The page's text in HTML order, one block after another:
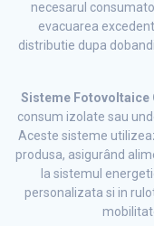
necesarul
evacuarea
distributie dupa
Sisteme Fotovoltaice
consum izolate sau
Aceste sisteme
produsa, asigurând
la sistemul
personalizata si in